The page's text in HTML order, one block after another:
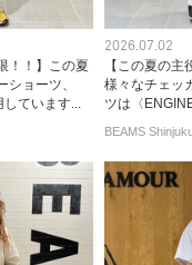
！！】この夏
ショーツ、
ています...
2026.07.02
【この夏の
様々なチェッ
ツは〈
BEAMS